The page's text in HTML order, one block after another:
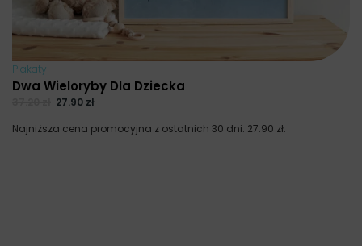
Plakaty
Dwa Wieloryby Dla Dziecka
27.90 zł
Najniższa cena promocyjna z ostatnich 30 dni: 27.90 zł.